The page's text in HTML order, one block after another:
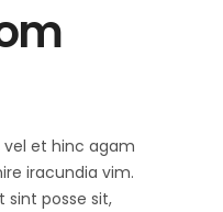
vel et hinc agam
iracundia vim.
sint posse sit,